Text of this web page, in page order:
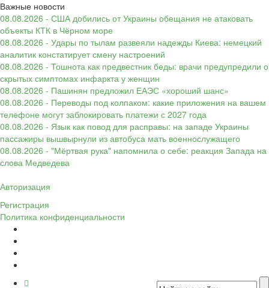
Важные новости
08.08.2026 - США добились от Украины обещания не атаковать
объекты КТК в Чёрном море
08.08.2026 - Удары по тылам развеяли надежды Киева: немецкий
аналитик констатирует смену настроений
08.08.2026 - Тошнота как предвестник беды: врачи предупредили о
скрытых симптомах инфаркта у женщин
08.08.2026 - Пашинян предложил ЕАЭС «хороший шанс»
08.08.2026 - Переводы под колпаком: какие приложения на вашем
телефоне могут заблокировать платежи с 2027 года
08.08.2026 - Язык как повод для расправы: на западе Украины
пассажиры вышвырнули из автобуса мать военнослужащего
08.08.2026 - "Мёртвая рука" напомнила о себе: реакция Запада на
слова Медведева
Авторизация
Регистрация
Политика конфиденциальности